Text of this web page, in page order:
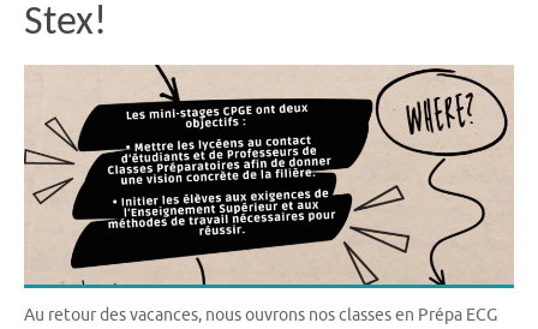
Stex!
Au retour des vacances, nous ouvrons nos classes en Prépa ECG